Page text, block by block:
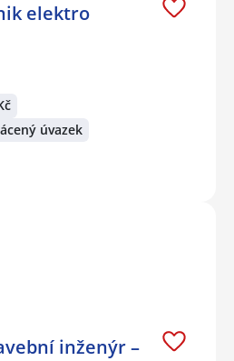
elektro
úvazek
inženýr –